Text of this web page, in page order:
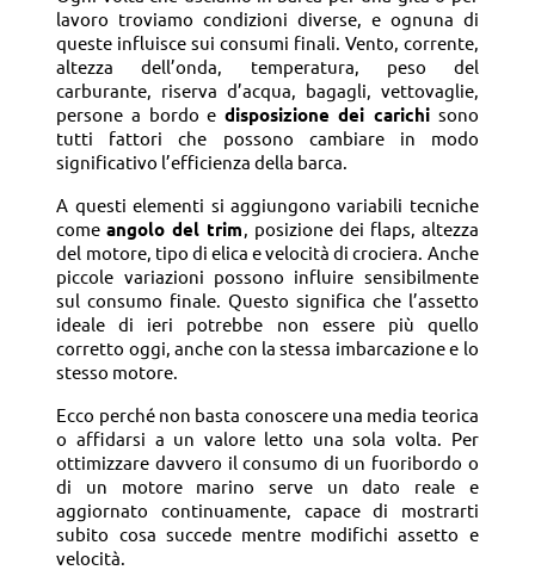
lavoro troviamo condizioni diverse, e ognuna di
queste influisce sui consumi finali. Vento, corrente,
altezza dell’onda, temperatura, peso del
carburante, riserva d’acqua, bagagli, vettovaglie,
persone a bordo e disposizione dei carichi sono
tutti fattori che possono cambiare in modo
significativo l’efficienza della barca.
A questi elementi si aggiungono variabili tecniche
comeangolo del trim, posizione dei flaps, altezza
del motore, tipo di elica e velocità di crociera. Anche
piccole variazioni possono influire sensibilmente
sul consumo finale. Questo significa che l’assetto
ideale di ieri potrebbe non essere più quello
corretto oggi, anche con la stessa imbarcazione e lo
stesso motore.
Ecco perché non basta conoscere una media teorica
o affidarsi a un valore letto una sola volta. Per
ottimizzare davvero il consumo di un fuoribordo o
di un motore marino serve un dato reale e
aggiornato continuamente, capace di mostrarti
subito cosa succede mentre modifichi assetto e
velocità.